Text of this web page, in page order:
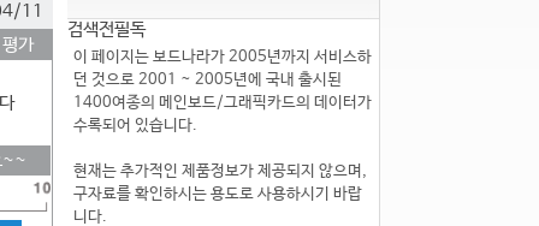
11
가
~~
검색전필독
이 페이지는 보드나라가 2005년까지 서비스하
던 것으로 2001 ~ 2005년에 국내 출시된
1400여종의 메인보드/그래픽카드의 데이터가
수록되어 있습니다.
현재는 추가적인 제품정보가 제공되지 않으며,
구자료를 확인하시는 용도로 사용하시기 바랍
니다.